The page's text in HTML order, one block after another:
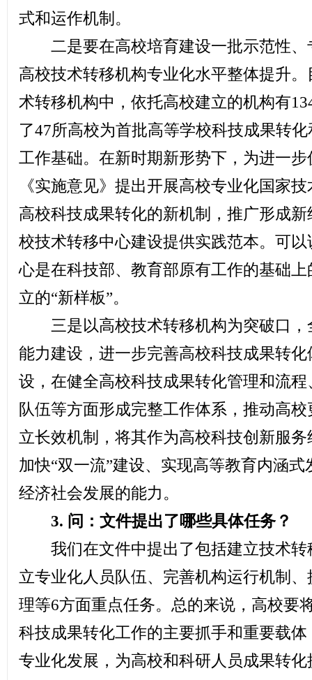
式和运作机制。
二是要在高校培育建设一批示范性、
高校技术转移机构专业化水平整体提升
术转移机构中，依托高校建立的机构有
了47所高校为首批高等学校科技成果转
工作基础。在新时期新形势下，为进一
《实施意见》提出开展高校专业化国家
高校科技成果转化的新机制，推广形成
校技术转移中心建设提供实践范本。可
心是在科技部、教育部原有工作的基础
立的“新样板”。
三是以高校技术转移机构为突破口，
能力建设，进一步完善高校科技成果转
设，在健全高校科技成果转化管理和流
队伍等方面形成完整工作体系，推动高
立长效机制，将其作为高校科技创新服
加快“双一流”建设、实现高等教育内涵
经济社会发展的能力。
3. 问：文件提出了哪些具体任务？
我们在文件中提出了包括建立技术转
立专业化人员队伍、完善机构运行机制
理等6方面重点任务。总的来说，高校要
科技成果转化工作的主要抓手和重要载
专业化发展，为高校和科研人员成果转